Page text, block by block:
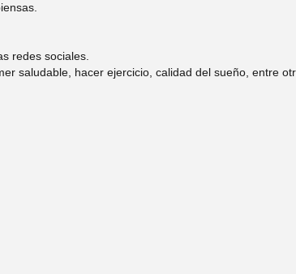
redes sociales.
saludable, hacer ejercicio, calidad del sueño, entre